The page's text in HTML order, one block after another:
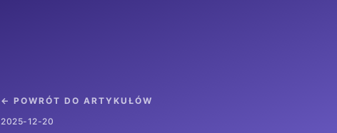
← POWRÓT DO ARTYKUŁÓW
2025-12-20